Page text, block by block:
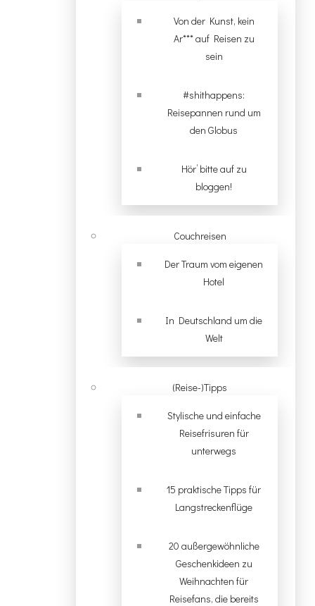
Von der Kunst, kein
Ar*** auf Reisen zu
sein
#shithappens:
Reisepannen rund um
den Globus
Hör’ bitte auf zu
bloggen!
Couchreisen
Der Traum vom eigenen
Hotel
In Deutschland um die
Welt
(Reise-)Tipps
Stylische und einfache
Reisefrisuren für
unterwegs
15 praktische Tipps für
Langstreckenflüge
20 außergewöhnliche
Geschenkideen zu
Weihnachten für
Reisefans, die bereits